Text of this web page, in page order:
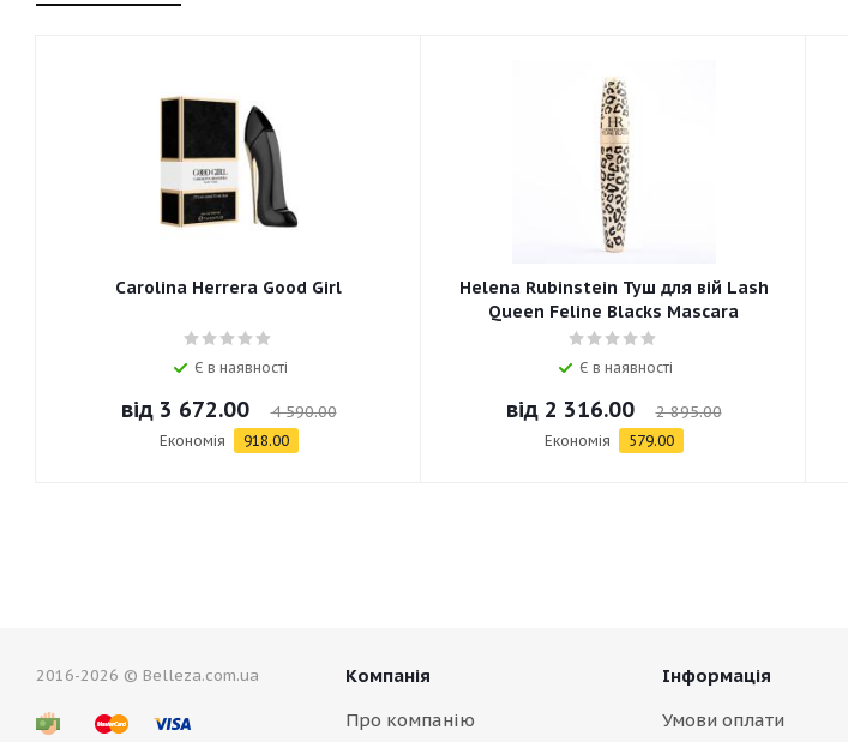
Carolina Herrera Good Girl
Є в наявності
від 3 672.00 4 590.00
Економія 918.00
Helena Rubinstein Туш для вій Lash
Queen Feline Blacks Mascara
Є в наявності
від 2 316.00 2 895.00
Економія 579.00
2016-2026 © Belleza.com.ua
Компанія
Про компанію
Інформація
Умови оплати